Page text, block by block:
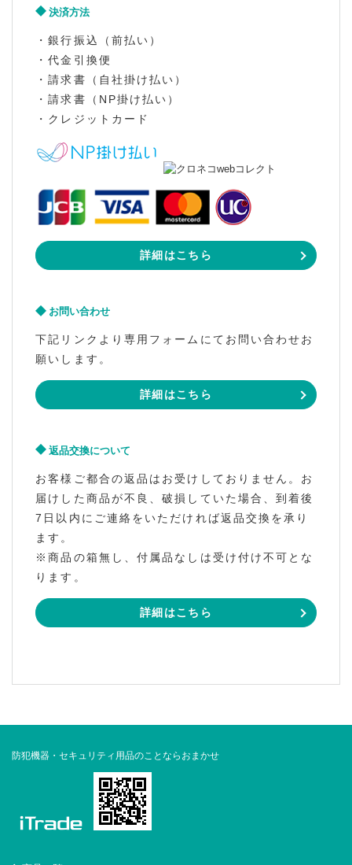
決済方法
・銀行振込（前払い）
・代金引換便
・請求書（自社掛け払い）
・請求書（NP掛け払い）
・クレジットカード
詳細はこちら
お問い合わせ
下記リンクより専用フォームにてお問い合わせお
願いします。
詳細はこちら
返品交換について
お客様ご都合の返品はお受けしておりません。お
届けした商品が不良、破損していた場合、到着後
7日以内にご連絡をいただければ返品交換を承り
ます。
※商品の箱無し、付属品なしは受け付け不可とな
ります。
詳細はこちら
防犯機器・セキュリティ用品のことならおまかせ